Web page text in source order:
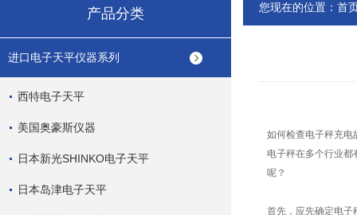
产品分类
进口电子天平仪器系列
西特电子天平
美国奥豪斯仪器
日本新光SHINKO电子天平
日本岛津电子天平
您现在的位置： 首
如何检查电子秤充电
电子秤在多个行业
呢？
首先，应先确定电子